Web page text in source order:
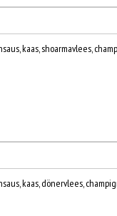
kaas, shoarmavlees,
kaas, dönervlees,